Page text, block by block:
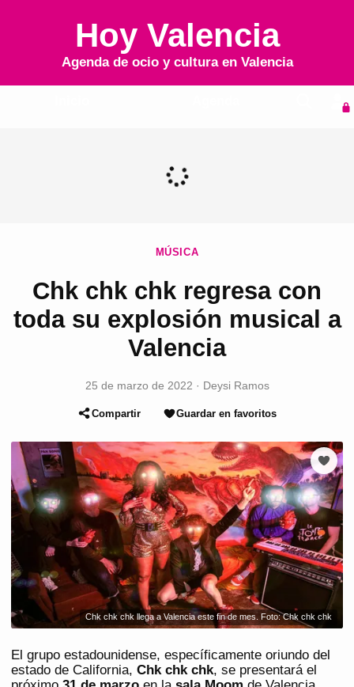
Hoy Valencia
Agenda de ocio y cultura en Valencia
MÚSICA
Chk chk chk regresa con
toda su explosión musical a
Valencia
25 de marzo de 2022 · Deysi Ramos
Compartir Guardar en favoritos
Chk chk chk llega a Valencia este fin de mes. Foto: Chk chk chk
El grupo estadounidense, específicamente oriundo del
estado de California, Chk chk chk, se presentará el